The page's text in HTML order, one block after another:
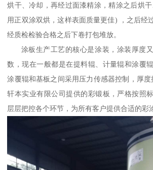
烘干、冷却，再经过面漆精涂，精涂之后烘
用正双涂双烘，这样表面质量更佳) ，之后经
经质检检验合格之后下卷打包堆放。
涂板生产工艺的核心是涂装，涂装厚度又
数，现在一般都是在提料辊、计量辊和涂覆
涂覆辊和基板之间采用压力传感器控制，厚
轩本实业有限公司提供的彩锻板，严格按照
层层把控各个环节，为所有客户提供合适的彩